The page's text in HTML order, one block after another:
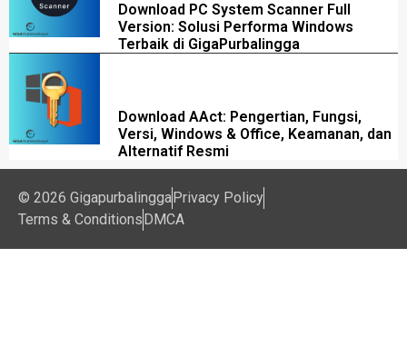
Download PC System Scanner Full
Version: Solusi Performa Windows
Terbaik di GigaPurbalingga
Download AAct: Pengertian, Fungsi,
Versi, Windows & Office, Keamanan, dan
Alternatif Resmi
© 2026 Gigapurbalingga Privacy Policy
Terms & Conditions DMCA